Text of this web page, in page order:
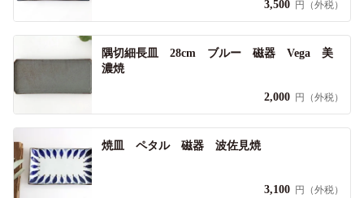
3,500 円（外税）
隅切細長皿 28cm ブルー 磁器 Vega 美
濃焼
2,000 円（外税）
焼皿 ペタル 磁器 波佐見焼
3,100 円（外税）